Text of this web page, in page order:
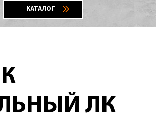
КАТАЛОГ
ЛК